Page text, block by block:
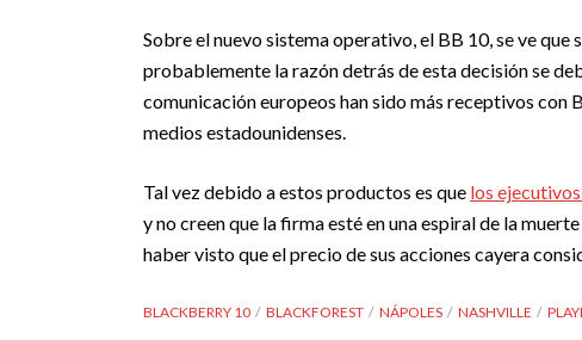
Sobre el nuevo sistema operativo, el BB 10, se ve
probablemente la razón detrás de esta decisión se
comunicación europeos han sido más receptivos
medios estadounidenses.
Tal vez debido a estos productos es que los
y no creen que la firma esté en una espiral de la
haber visto que el precio de sus acciones cayera
BLACKBERRY 10 BLACKFOREST NÁPOLES NASHVILLE